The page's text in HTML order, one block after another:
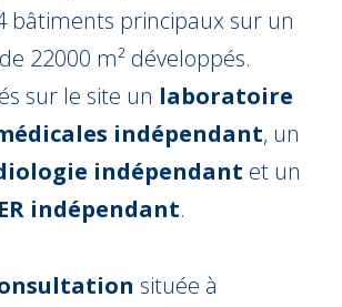
bâtiments principaux sur un
22000 m² développés.
sur le site un laboratoire
indépendant, un
indépendant et un
indépendant.
située à